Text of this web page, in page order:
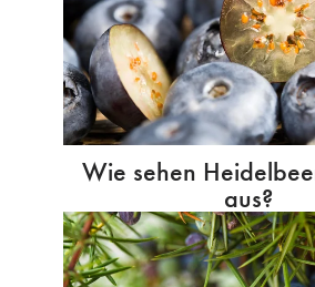
Wie sehen
aus?